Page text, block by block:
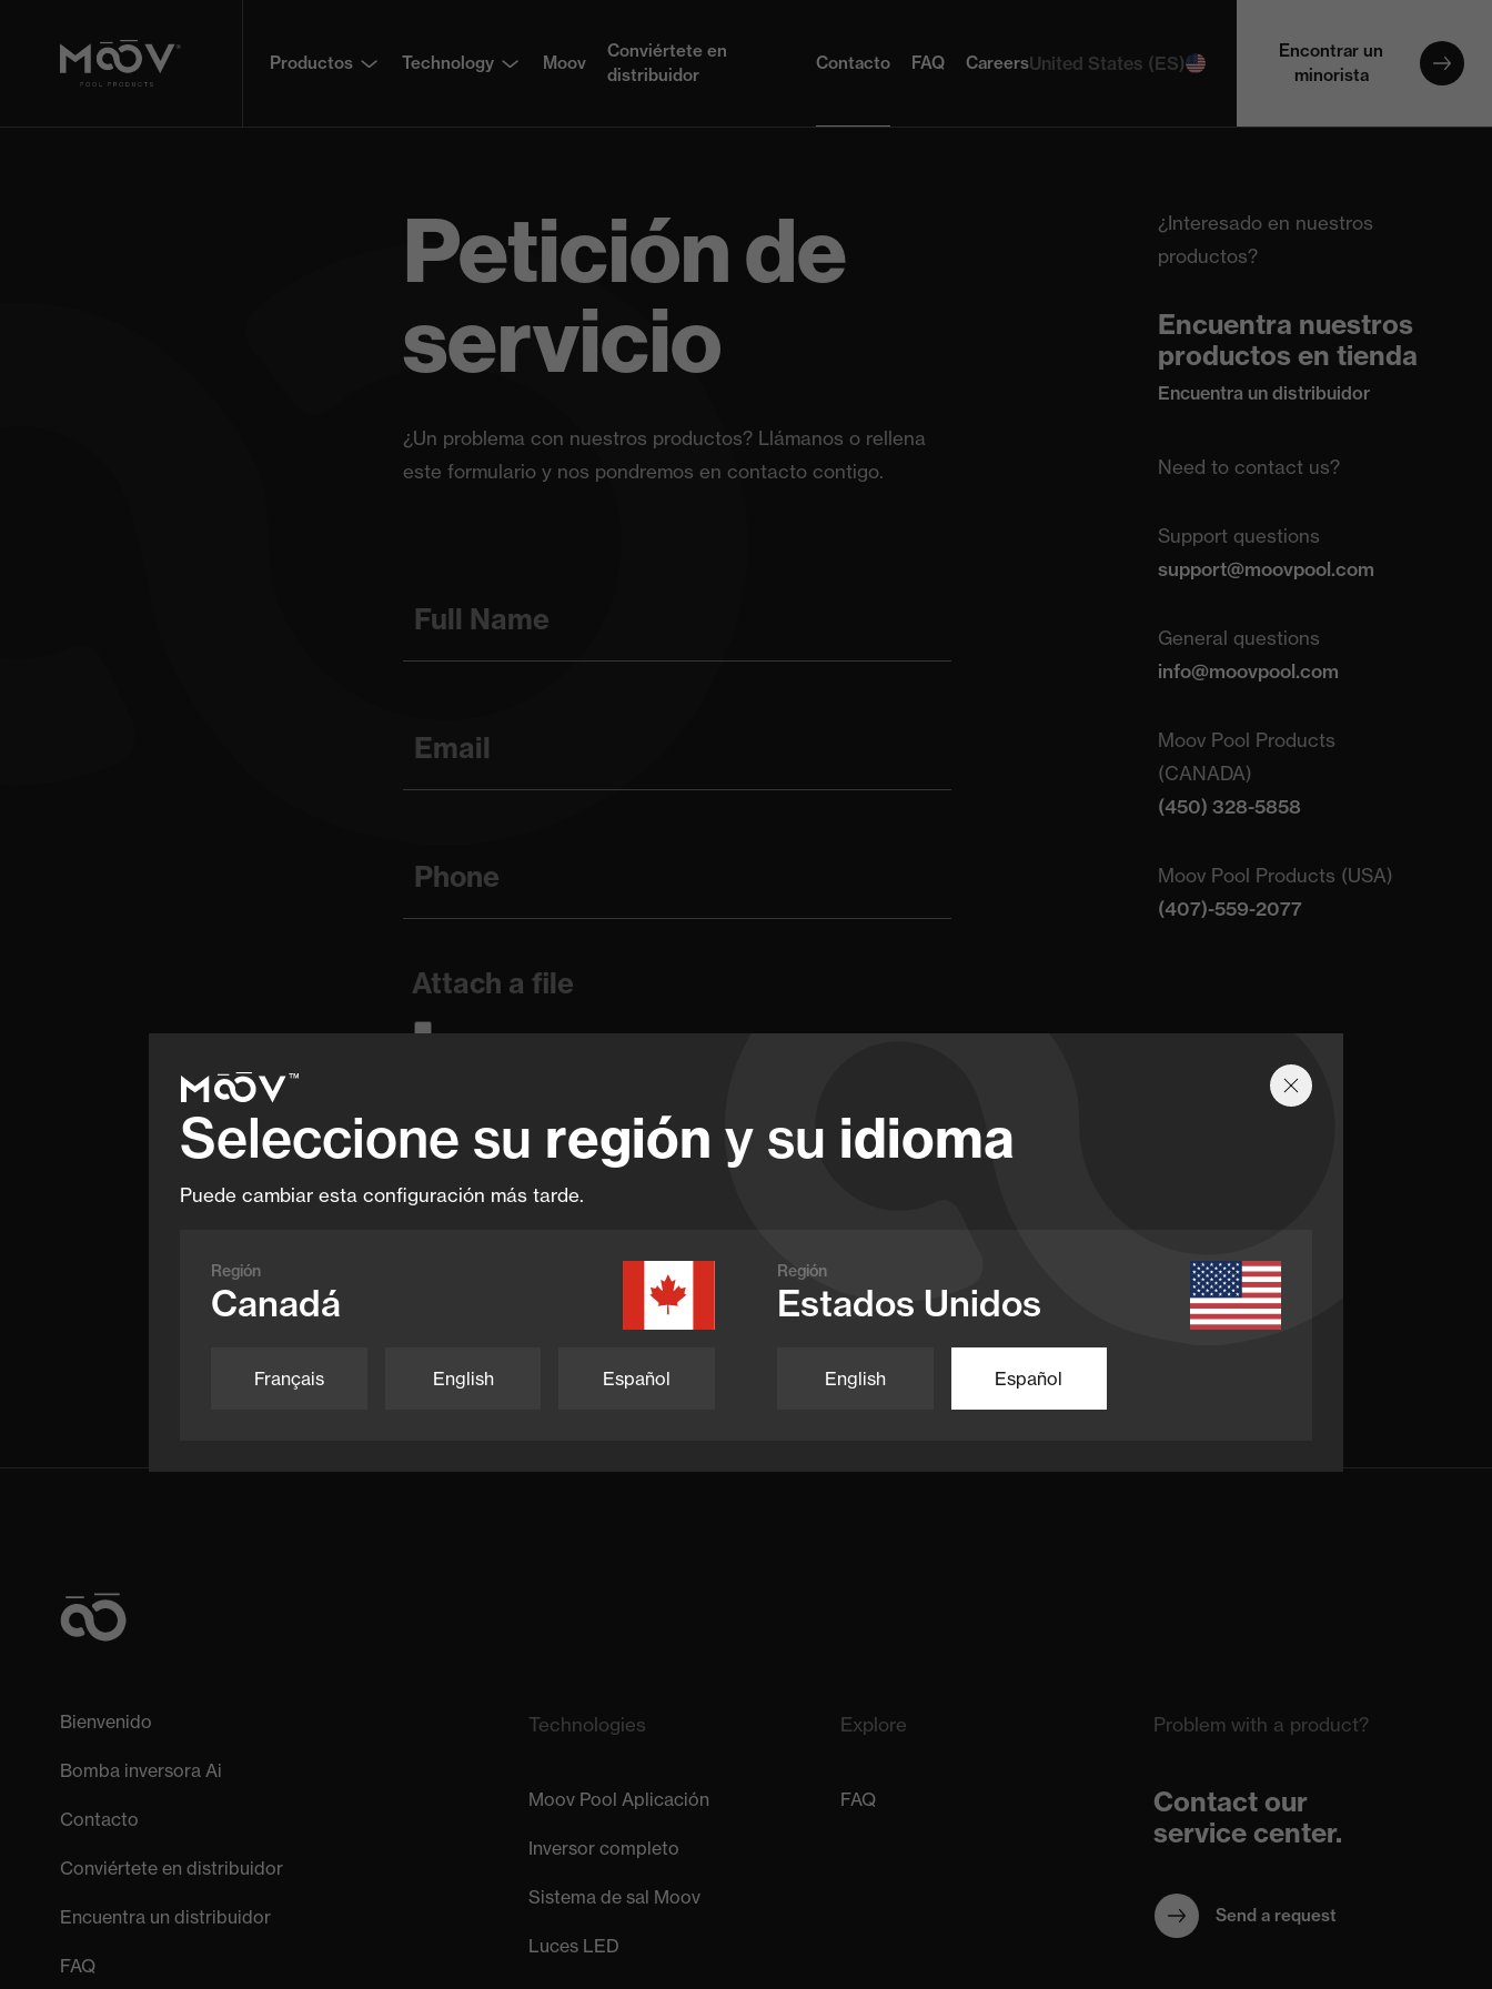
Seleccione su región y su idioma
Puede cambiar esta configuración más tarde.
Región
Canadá
Français English Español
Región
Estados Unidos
English Español
Productos Technology Moov
Conviértete en
distribuidor
Contacto FAQ CareersUnited States (ES)
Encontrar un
minorista
Petición de
servicio
¿Un problema con nuestros productos? Llámanos o rellena
este formulario y nos pondremos en contacto contigo.
Full Name
Email
Phone
Attach a file
Message
¿Interesado en nuestros
productos?
Encuentra nuestros
productos en tienda
Encuentra un distribuidor
Need to contact us?
Support questions
support@moovpool.com
General questions
info@moovpool.com
Moov Pool Products
(CANADA)
(450) 328-5858
Moov Pool Products (USA)
(407)-559-2077
Bienvenido
Bomba inversora Ai
Contacto
Conviértete en distribuidor
Encuentra un distribuidor
FAQ
Technologies
Moov Pool Aplicación
Inversor completo
Sistema de sal Moov
Luces LED
Explore
FAQ
Problem with a product?
Contact our
service center.
Send a request